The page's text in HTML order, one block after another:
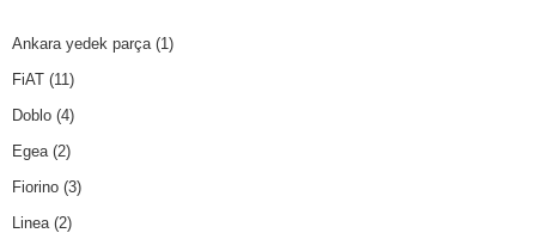
Ankara yedek parça(1)
FiAT (11)
Doblo (4)
Egea(2)
Fiorino (3)
Linea(2)